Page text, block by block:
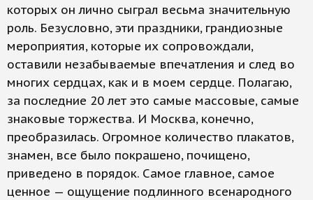
которых он лично сыграл весьма значительную
роль. Безусловно, эти праздники, грандиозные
мероприятия, которые их сопровождали,
оставили незабываемые впечатления и след во
многих сердцах, как и в моем сердце. Полагаю,
за последние 20 лет это самые массовые, самые
знаковые торжества. И Москва, конечно,
преобразилась. Огромное количество плакатов,
знамен, все было покрашено, почищено,
приведено в порядок. Самое главное, самое
ценное — ощущение подлинного всенародного